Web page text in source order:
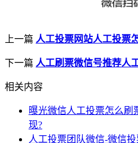
上一篇 人工投票网站人工投票
下一篇 人工刷票微信号推荐人
相关内容
曝光微信人工投票怎么刷
现?
人工投票团队微信-微信